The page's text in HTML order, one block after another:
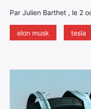
Par Julien Barthet , le 2
elon musk tesla